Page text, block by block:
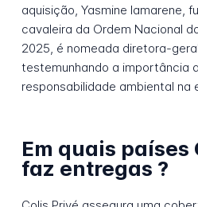
aquisição, Yasmine Iamarene,
cavaleira da Ordem Nacional
2025, é nomeada diretora-
testemunhando a importância
responsabilidade ambiental na
Em quais países
faz entregas ?